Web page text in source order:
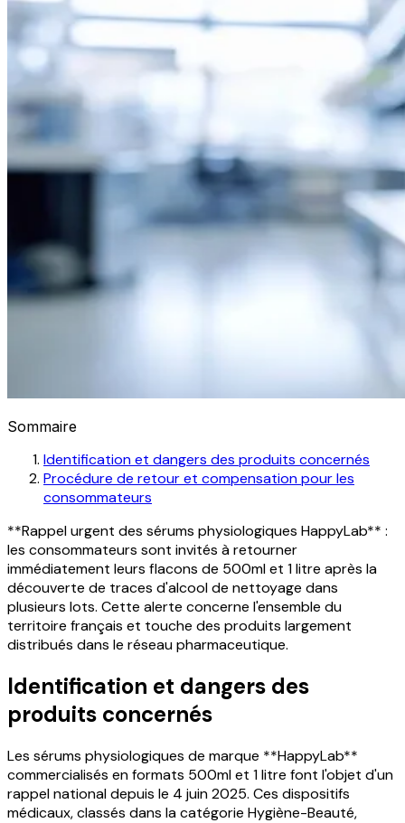
Sommaire
Identification et dangers des produits concernés
Procédure de retour et compensation pour les
consommateurs
**Rappel urgent des sérums physiologiques HappyLab** :
les consommateurs sont invités à retourner
immédiatement leurs flacons de 500ml et 1 litre après la
découverte de traces d'alcool de nettoyage dans
plusieurs lots. Cette alerte concerne l'ensemble du
territoire français et touche des produits largement
distribués dans le réseau pharmaceutique.
Identification et dangers des
produits concernés
Les sérums physiologiques de marque **HappyLab**
commercialisés en formats 500ml et 1 litre font l'objet d'un
rappel national depuis le 4 juin 2025. Ces dispositifs
médicaux, classés dans la catégorie Hygiène-Beauté,